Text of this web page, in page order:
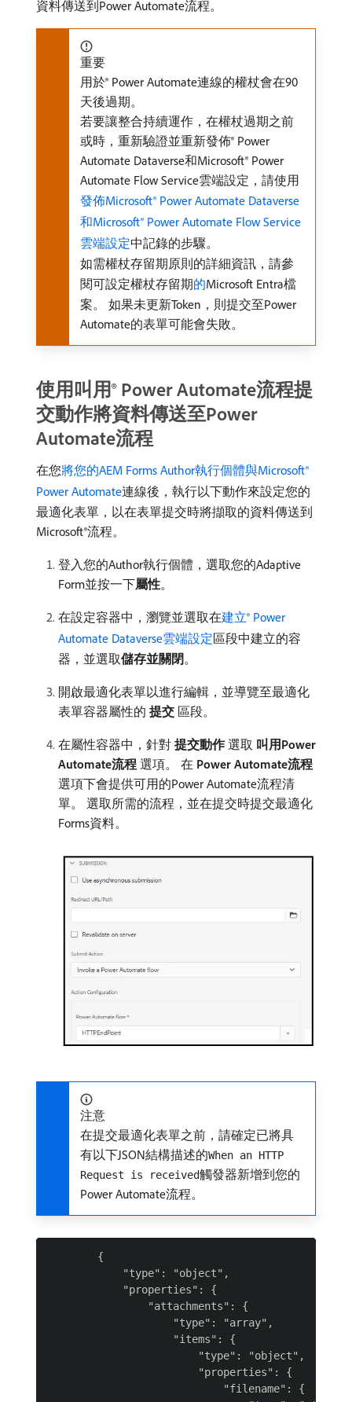
資料傳送到Power Automate流程。
重要
用於® Power Automate連線的權杖會在90
天後過期。
若要讓整合持續運作，在權杖過期之前
或時，重新驗證並重新發佈® Power
Automate Dataverse和Microsoft® Power
Automate Flow Service雲端設定，請使用
發佈Microsoft® Power Automate Dataverse
和Microsoft® Power Automate Flow Service
雲端設定中記錄的步驟。
如需權杖存留期原則的詳細資訊，請參
閱可設定權杖存留期的Microsoft Entra檔
案。 如果未更新Token，則提交至Power
Automate的表單可能會失敗。
使用叫用® Power Automate流程提
交動作將資料傳送至Power
Automate流程
在您將您的AEM Forms Author執行個體與Microsoft®
Power Automate連線後，執行以下動作來設定您的
最適化表單，以在表單提交時將擷取的資料傳送到
Microsoft®流程。
登入您的Author執行個體，選取您的Adaptive
Form並按一下​屬性。
在設定容器中，瀏覽並選取在建立® Power
Automate Dataverse雲端設定區段中建立的容
器，並選取​儲存並關閉。
開啟最適化表單以進行編輯，並導覽至最適化
表單容器屬性的​ 提交 ​區段。
在屬性容器中，針對​ 提交動作​選取​ 叫用Power
Automate流程 ​選項。 在​ Power Automate流程
選項下會提供可用的Power Automate流程清
單。 選取所需的流程，並在提交時提交最適化
Forms資料。
注意
在提交最適化表單之前，請確定已將具
有以下JSON結構描述的When an HTTP
Request is received觸發器新增到您的
Power Automate流程。
        {
            "type": "object",
            "properties": {
                "attachments": {
                    "type": "array",
                    "items": {
                        "type": "object",
                        "properties": {
                            "filename": {